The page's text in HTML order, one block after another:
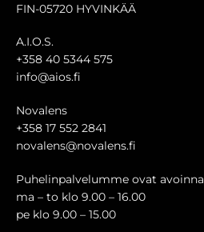
FIN-05720 HYVINKÄÄ
A.I.O.S.
+358 40 5344 575
info@aios.fi
Novalens
+358 17 552 2841
novalens@novalens.fi
Puhelinpalvelumme ovat avoinna
ma – to klo 9.00 – 16.00
pe klo 9.00 – 15.00